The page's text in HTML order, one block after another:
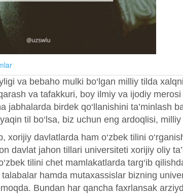
va bebaho mulki bo‘lgan milliy tilda
va tafakkuri, boy ilmiy va ijodiy
jabhalarda birdek qo‘llanishini ta’minlash
til bo‘lsa, biz uchun eng ardoqlisi,
xorijiy davlatlarda ham o‘zbek tilini
davlat jahon tillari universiteti xorijiy oliy
tilini chet mamlakatlarda targ‘ib
hamda mutaxassislar bizning
Bundan har qancha faxrlansak